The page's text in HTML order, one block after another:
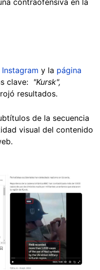
Instagram y la página
clave: "Kursk",
resultados.
de la secuencia
visual del contenido